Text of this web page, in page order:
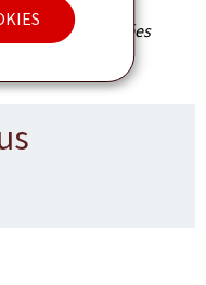
ponts et chaussées